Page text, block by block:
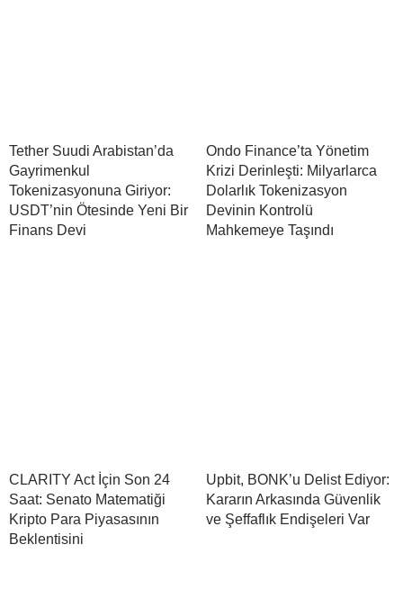
Tether Suudi Arabistan’da
Gayrimenkul
Tokenizasyonuna Giriyor:
USDT’nin Ötesinde Yeni Bir
Finans Devi
Ondo Finance’ta Yönetim
Krizi Derinleşti: Milyarlarca
Dolarlık Tokenizasyon
Devinin Kontrolü
Mahkemeye Taşındı
CLARITY Act İçin Son 24
Saat: Senato Matematiği
Kripto Para Piyasasının
Beklentisini
Upbit, BONK’u Delist Ediyor:
Kararın Arkasında Güvenlik
ve Şeffaflık Endişeleri Var